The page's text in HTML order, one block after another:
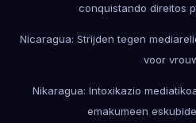
conquistando direitos
Nicaragua: Strijden tegen
voor
Nikaragua: Intoxikazio
emakumeen